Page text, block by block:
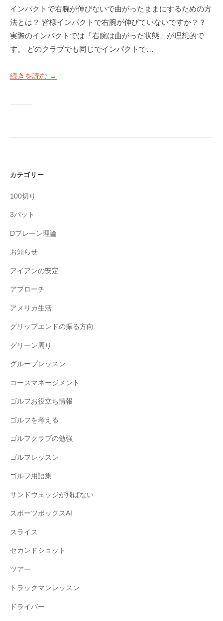
インパクトで右腕が伸びないで曲がったままにするための方
法とは？ 皆様インパクトで右腕が伸びていないですか？？
実際のインパクトでは「右腕は曲がった状態」が理想的で
す。 どのクラブでも同じでインパクトで…
続きを読む →
カテゴリー
100切り
3パット
Dプレーン理論
お知らせ
アイアンの安定
アプローチ
アメリカ生活
グリップエンドの振る方向
グリーン周り
グループレッスン
コースマネージメント
ゴルフお役立ち情報
ゴルフを考える
ゴルフクラブの勉強
ゴルフレッスン
ゴルフ用語集
サンドウェッジが飛ばない
スポーツボックスAI
スライス
セカンドショット
ツアー
トラックマンレッスン
ドライバー